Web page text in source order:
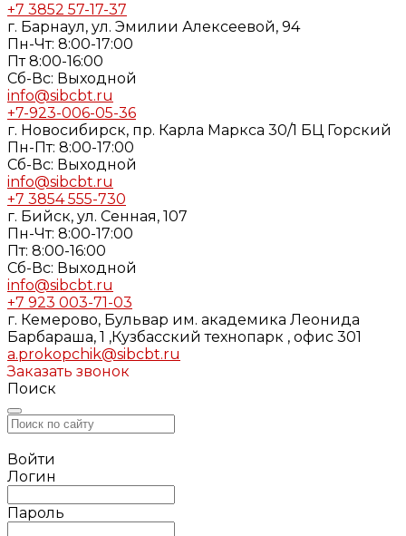
+7 3852 57-17-37
г. Барнаул, ул. Эмилии Алексеевой, 94
Пн-Чт: 8:00-17:00
Пт 8:00-16:00
Cб-Вс: Выходной
info@sibcbt.ru
+7-923-006-05-36
г. Новосибирск, пр. Карла Маркса 30/1 БЦ Горский
Пн-Пт: 8:00-17:00
Cб-Вс: Выходной
info@sibcbt.ru
+7 3854 555-730
г. Бийск, ул. Сенная, 107
Пн-Чт: 8:00-17:00
Пт: 8:00-16:00
Cб-Вс: Выходной
info@sibcbt.ru
+7 923 003-71-03
г. Кемерово, Бульвар им. академика Леонида
Барбараша, 1 ,Кузбасский технопарк , офис 301
a.prokopchik@sibcbt.ru
Заказать звонок
Поиск
Войти
Логин
Пароль